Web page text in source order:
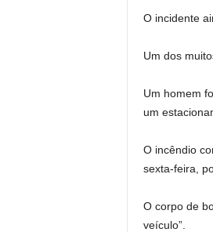
O incidente
Um dos
Um homem
um
O incêndio
sexta-feira,
O corpo de
veículo”.